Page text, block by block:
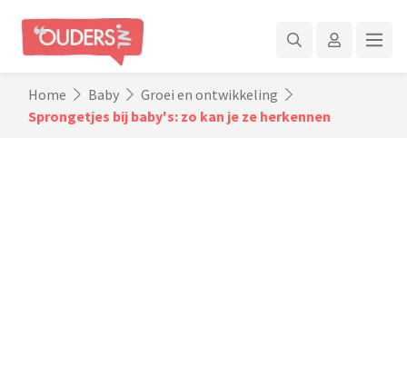
Home Baby
Groei en ontwikkeling
Sprongetjes bij baby's: zo kan je ze herkennen